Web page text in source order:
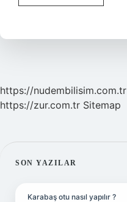
Ilk
https://nudembilisim.com.tr
https://zur.com.tr Sitemap
SIDEBAR
SON YAZILAR
Karabaş otu nasıl yapılır ?